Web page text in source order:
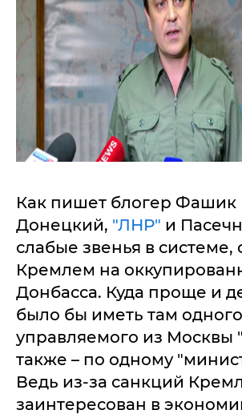
Как пишет блогер Фашик
Донецкий, "ЛНР" и
слабые звенья в системе,
Кремлем на
Донбасса. Куда проще и
было бы иметь там одного
управляемого из Москвы
также – по одному
Ведь из-за санкций
заинтересован в